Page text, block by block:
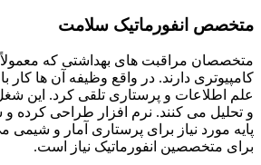
متخصص انفورماتیک سلامت
متخصصان مراقبت های بهداشتی که
کامپیوتری دارند. در واقع وظیفه آن ها
علم اطلاعات و پرستاری تلقی کرد. این
و تحلیل می کنند. نرم افزار طراحی کرده و
پایه مورد نیاز برای پرستاری آمار و
برای متخصصین انفورماتیک نیاز است.